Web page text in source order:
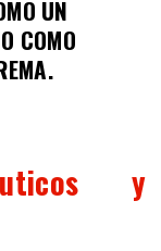
UN
COMO
y